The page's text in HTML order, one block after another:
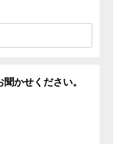
かせください。